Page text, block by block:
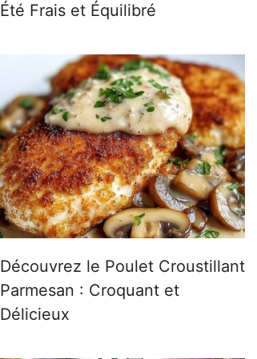
Été Frais et Équilibré
Découvrez le Poulet Croustillant
Parmesan : Croquant et
Délicieux